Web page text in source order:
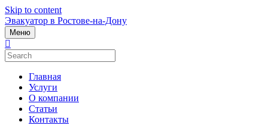
Skip to content
Эвакуатор в Ростове-на-Дону
Меню
Главная
Услуги
О компании
Статьи
Контакты